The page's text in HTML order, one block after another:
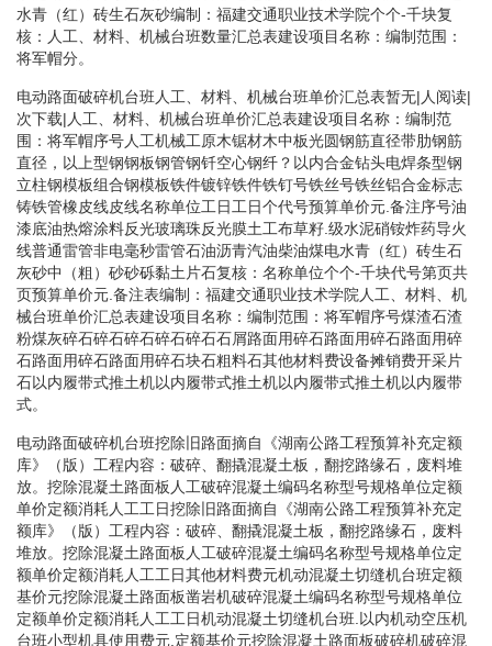
水青（红）砖生石灰砂编制：福建交通职业技术学院个个-千块复
核： 人工、材料、机械台班数量汇总表建设项目名称：编制范围：
将军帽分。
电动路面破碎机台班人工、材料、机械台班单价汇总表暂无|人阅读|
次下载|人工、材料、机械台班单价汇总表建设项目名称：编制范
围：将军帽序号人工机械工原木锯材木中板光圆钢筋直径带肋钢筋
直径，以上型钢钢板钢管钢钎空心钢纤？以内合金钻头电焊条型钢
立柱钢模板组合钢模板铁件镀锌铁件铁钉号铁丝号铁丝铝合金标志
铸铁管橡皮线皮线名称单位工日工日个代号预算单价元.备注序号油
漆底油热熔涂料反光玻璃珠反光膜土工布草籽.级水泥硝铵炸药导火
线普通雷管非电毫秒雷管石油沥青汽油柴油煤电水青（红）砖生石
灰砂中（粗）砂砂砾黏土片石复核：名称单位个个-千块代号第页共
页预算单价元.备注表编制：福建交通职业技术学院 人工、材料、机
械台班单价汇总表建设项目名称：编制范围：将军帽序号煤渣石渣
粉煤灰碎石碎石碎石碎石碎石石屑路面用碎石路面用碎石路面用碎
石路面用碎石路面用碎石块石粗料石其他材料费设备摊销费开采片
石以内履带式推土机以内履带式推土机以内履带式推土机以内履带
式。
电动路面破碎机台班挖除旧路面摘自《湖南公路工程预算补充定额
库》（版）工程内容：破碎、翻撬混凝土板，翻挖路缘石，废料堆
放。挖除混凝土路面板人工破碎混凝土编码名称型号规格单位定额
单价定额消耗人工工日挖除旧路面摘自《湖南公路工程预算补充定
额库》（版）工程内容：破碎、翻撬混凝土板，翻挖路缘石，废料
堆放。挖除混凝土路面板人工破碎混凝土编码名称型号规格单位定
额单价定额消耗人工工日其他材料费元机动混凝土切缝机台班定额
基价元挖除混凝土路面板凿岩机破碎混凝土编码名称型号规格单位
定额单价定额消耗人工工日机动混凝土切缝机台班.以内机动空压机
台班小型机具使用费元.定额基价元挖除混凝土路面板破碎机破碎混